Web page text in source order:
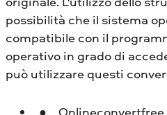
possibilità che il sistema
compatibile con il
operativo in grado di
può utilizzare questi